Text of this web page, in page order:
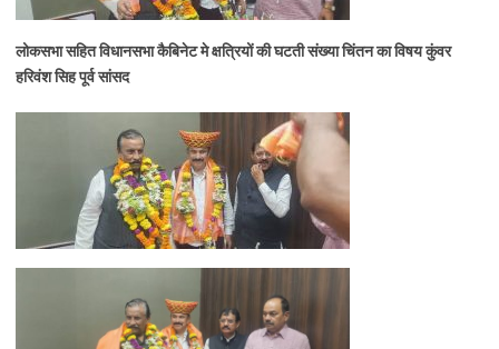
लोकसभा सहित विधानसभा कैबिनेट मे क्षत्रियों की घटती संख्या चिंतन का विषय कुंवर
हरिवंश सिह पूर्व सांसद